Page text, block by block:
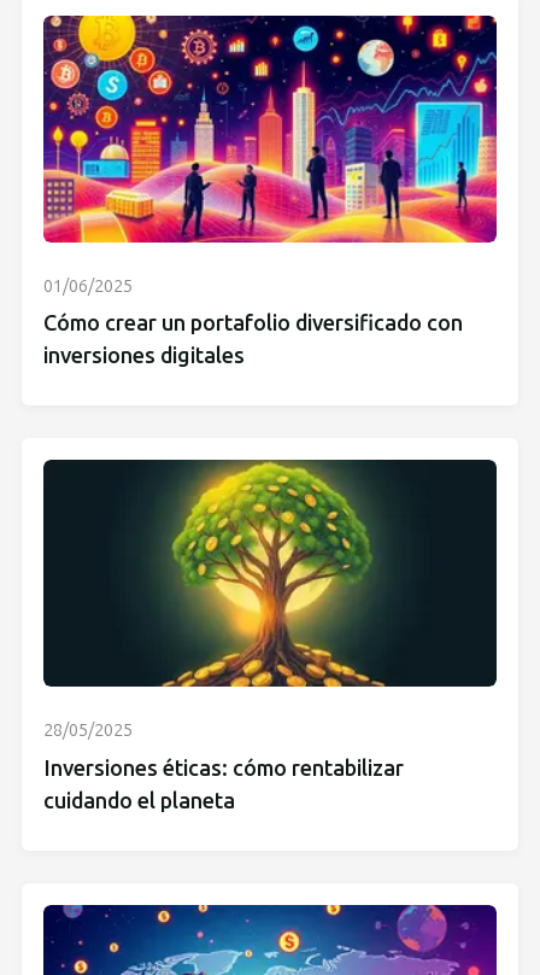
01/06/2025
Cómo crear un portafolio diversificado con
inversiones digitales
28/05/2025
Inversiones éticas: cómo rentabilizar
cuidando el planeta